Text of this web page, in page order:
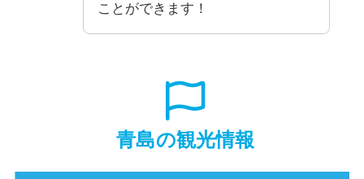
ことができます！
青島の観光情報